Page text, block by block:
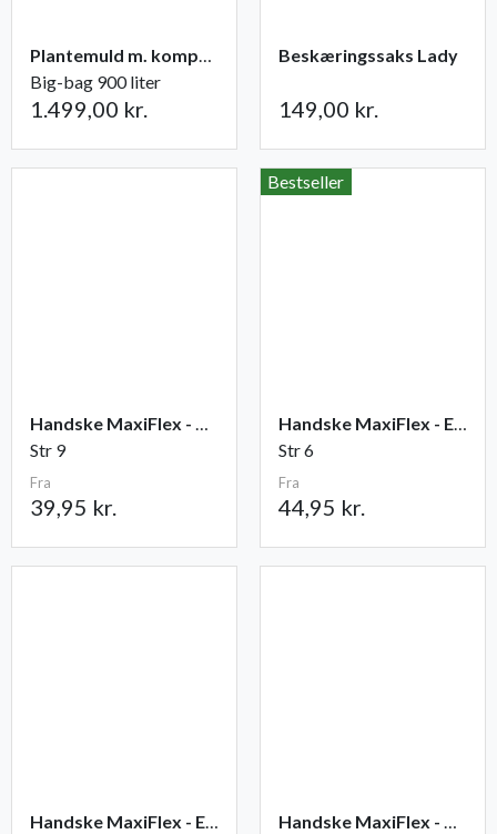
Plantemuld m. kompost fra Champost
Big-bag 900 liter
1.499,00 kr.
Beskæringssaks Lady
149,00 kr.
Handske MaxiFlex - Ultimate
Str 9
Fra
39,95 kr.
Bestseller
Handske MaxiFlex - Endurance
Str 6
Fra
44,95 kr.
Handske MaxiFlex - Elite
Handske MaxiFlex - Cut